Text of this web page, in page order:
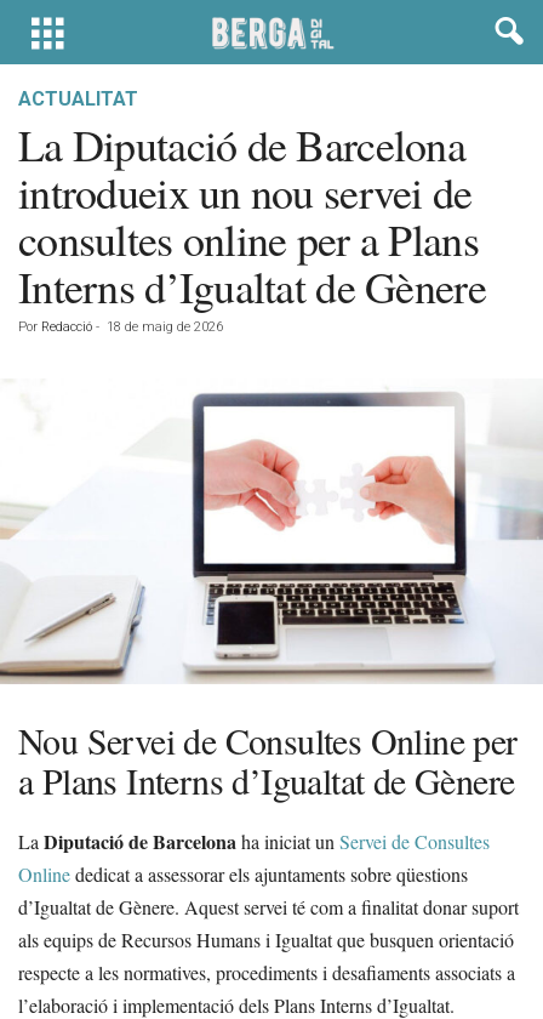
ACTUALITAT
La Diputació de Barcelona
introdueix un nou servei de
consultes online per a Plans
Interns d’Igualtat de Gènere
Por Redacció - 18 de maig de 2026
Nou Servei de Consultes Online per
a Plans Interns d’Igualtat de Gènere
La Diputació de Barcelonaha iniciat un Servei de Consultes
Onlinededicat a assessorar els ajuntaments sobre qüestions
d’Igualtat de Gènere. Aquest servei té com a finalitat donar suport
als equips de Recursos Humans i Igualtat que busquen orientació
respecte a les normatives, procediments i desafiaments associats a
l’elaboració i implementació dels Plans Interns d’Igualtat.